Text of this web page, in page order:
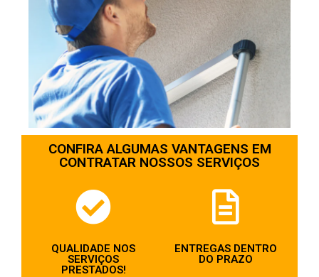
CONFIRA ALGUMAS VANTAGENS EM
CONTRATAR NOSSOS SERVIÇOS
QUALIDADE NOS
SERVIÇOS
PRESTADOS!
ENTREGAS DENTRO
DO PRAZO